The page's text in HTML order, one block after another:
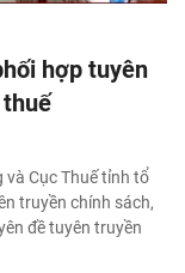
hợp tuyên
và Cục Thuế tỉnh tổ
truyền chính sách,
đề tuyên truyền